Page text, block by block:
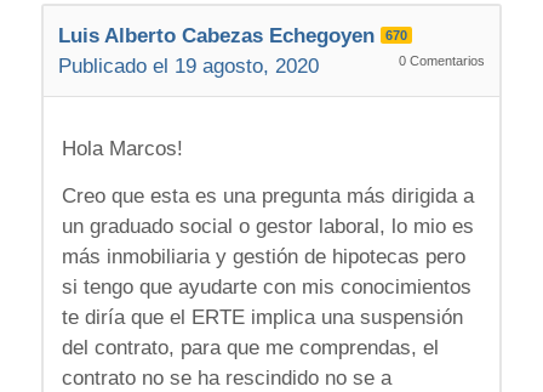
Luis Alberto Cabezas Echegoyen 670
Publicado el 19 agosto, 2020 0 Comentarios
Hola Marcos!
Creo que esta es una pregunta más dirigida a
un graduado social o gestor laboral, lo mio es
más inmobiliaria y gestión de hipotecas pero
si tengo que ayudarte con mis conocimientos
te diría que el ERTE implica una suspensión
del contrato, para que me comprendas, el
contrato no se ha rescindido no se a